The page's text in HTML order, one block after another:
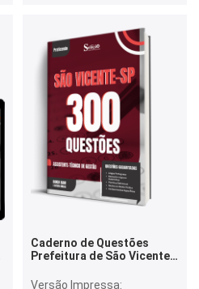
Caderno de Questões
Prefeitura de São Vicente -
Gestão - 300 Questões
Versão Impressa: